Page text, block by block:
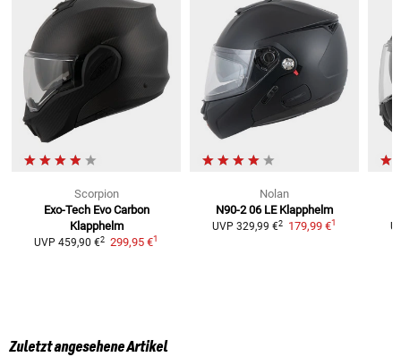
Scorpion
Exo-Tech Evo Carbon
Klapphelm
UVP 459,90 €2 299,95 €1
Nolan
N90-2 06 LE Klapphelm
UVP 329,99 €2 179,99 €1
Zuletzt angesehene Artikel